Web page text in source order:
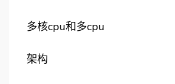
多核cpu和多cpu
架构